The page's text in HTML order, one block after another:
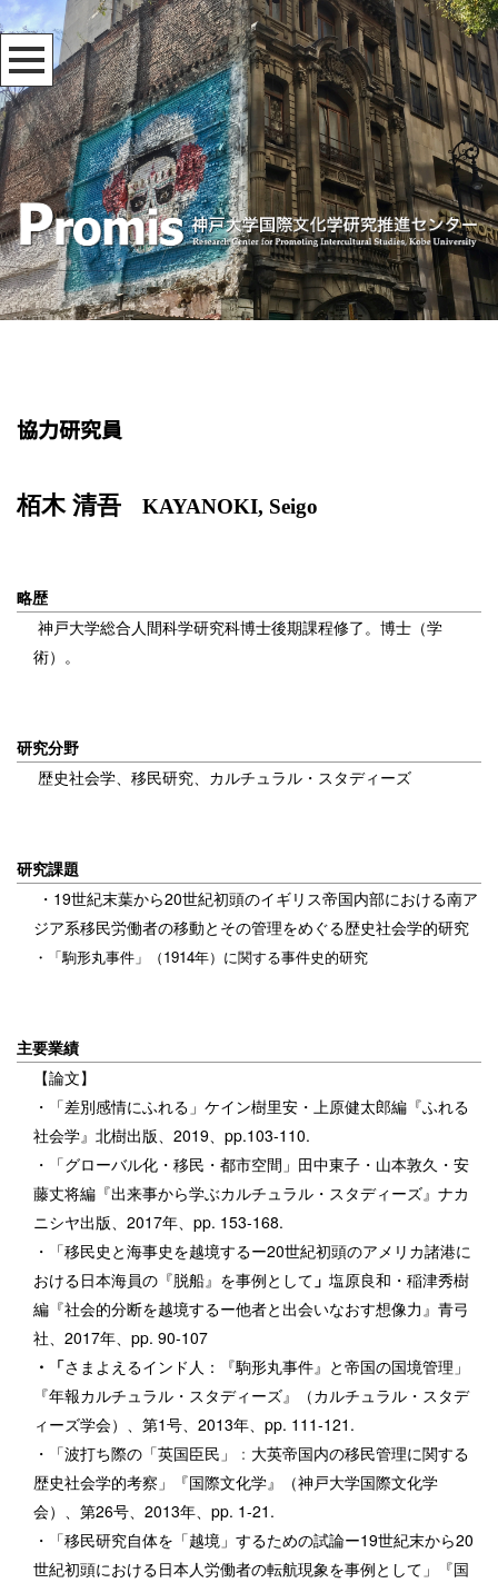
協力研究員
栢木 清吾 KAYANOKI, Seigo
略歴
神戸大学総合人間科学研究科博士後期課程修了。博士（学
術）。
研究分野
歴史社会学、移民研究、カルチュラル・スタディーズ
研究課題
・19世紀末葉から20世紀初頭のイギリス帝国内部における南ア
ジア系移民労働者の移動とその管理をめぐる歴史社会学的研究
・「駒形丸事件」（1914年）に関する事件史的研究
主要業績
【論文】
・「差別感情にふれる」ケイン樹里安・上原健太郎編『ふれる
社会学』北樹出版、2019、pp.103-110.
・「グローバル化・移民・都市空間」田中東子・山本敦久・安
藤丈将編『出来事から学ぶカルチュラル・スタディーズ』ナカ
ニシヤ出版、2017年、pp. 153-168.
・「移民史と海事史を越境するー20世紀初頭のアメリカ諸港に
おける日本海員の『脱船』を事例として 」 塩原良和・稲津秀樹
編『社会的分断を越境するー他者と出会いなおす想像力』青弓
社、2017年、pp. 90-107
・「さまよえるインド人：『駒形丸事件』と帝国の国境管理」
『年報カルチュラル・スタディーズ』（カルチュラル・スタデ
ィーズ学会）、第1号、2013年、pp. 111-121.
・「波打ち際の「英国臣民」
： 大英帝国内の移民管理に関する
歴史社会学的考察」
『国際文化学』（神戸大学国際文化学
会）、 第26号、2013年、pp. 1-21.
・「移民研究自体を「越境」するための試論ー19世紀末から20
世紀初頭における日本人労働者の転航現象を事例として」『国